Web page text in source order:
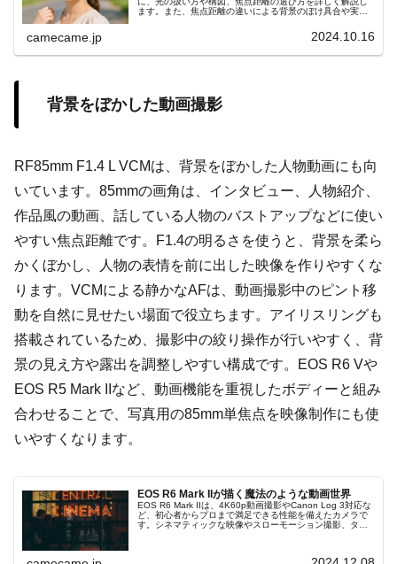
ます。また、焦点距離の違いによる背景のぼけ具合や実践
camecame.jp 2024.10.16
背景をぼかした動画撮影
RF85mm F1.4 L VCMは、背景をぼかした人物動画にも向
いています。85mmの画角は、インタビュー、人物紹介、
作品風の動画、話している人物のバストアップなどに使い
やすい焦点距離です。F1.4の明るさを使うと、背景を柔ら
かくぼかし、人物の表情を前に出した映像を作りやすくな
ります。VCMによる静かなAFは、動画撮影中のピント移
動を自然に見せたい場面で役立ちます。アイリスリングも
搭載されているため、撮影中の絞り操作が行いやすく、背
景の見え方や露出を調整しやすい構成です。EOS R6 Vや
EOS R5 Mark IIなど、動画機能を重視したボディーと組み
合わせることで、写真用の85mm単焦点を映像制作にも使
いやすくなります。
EOS R6 Mark IIが描く魔法のような動画世界
EOS R6 Mark IIは、4K60p動画撮影やCanon Log 3対応な
ど、初心者からプロまで満足できる性能を備えたカメラで
す。シネマティックな映像やスローモーション撮影、タイ